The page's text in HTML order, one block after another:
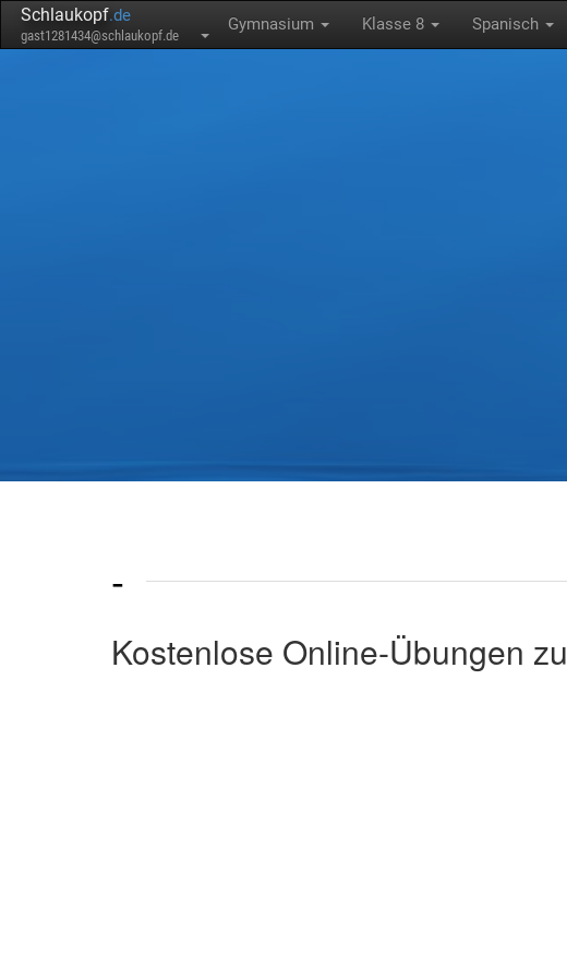
Schlaukopf.de
gast1281434@schlaukopf.de
Gymnasium Klasse 8 Spanisch
-
Kostenlose Online-Übungen zu